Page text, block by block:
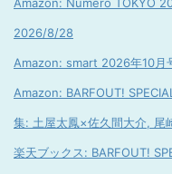
2026/8/28
Amazon: smart 2026年10
Amazon: BARFOUT!
集: 土屋太鳳×佐久間大介,
楽天ブックス: BARFOUT!